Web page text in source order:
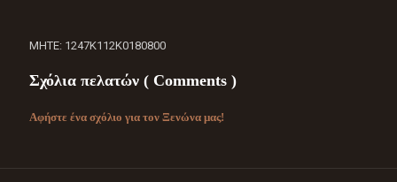
ΜΗΤΕ: 1247Κ112Κ0180800
Σχόλια πελατών ( Comments )
Αφήστε ένα σχόλιο για τον Ξενώνα μας!